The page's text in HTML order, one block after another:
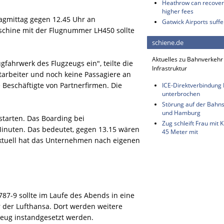
gegen 12.45 Uhr an
mit der Flugnummer LH450 sollte
des Flugzeugs ein", teilte die
und noch keine Passagiere an
von Partnerfirmen. Die
Das Boarding bei
Das bedeutet, gegen 13.15 wären
hat das Unternehmen nach eigenen
9 sollte im Laufe des Abends in eine
Lufthansa. Dort werden weitere
instandgesetzt werden.
Heathrow can
higher fees
Gatwick Airports
schiene.de
Aktuelles zu
Infrastruktur
ICE-
unterbrochen
Störung auf der
und Hamburg
Zug schleift Frau mit
45 Meter mit